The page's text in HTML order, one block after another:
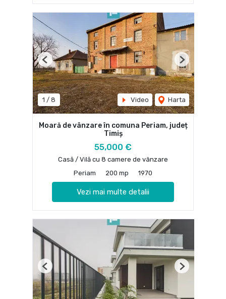
1 / 8 Video Harta
Previous Next
Moară de vânzare în comuna Periam, județ
Timiș
55,000 €
Casă / Vilă cu 8 camere de vânzare
Periam
200 mp 1970
Vezi mai multe detalii
Previous Next